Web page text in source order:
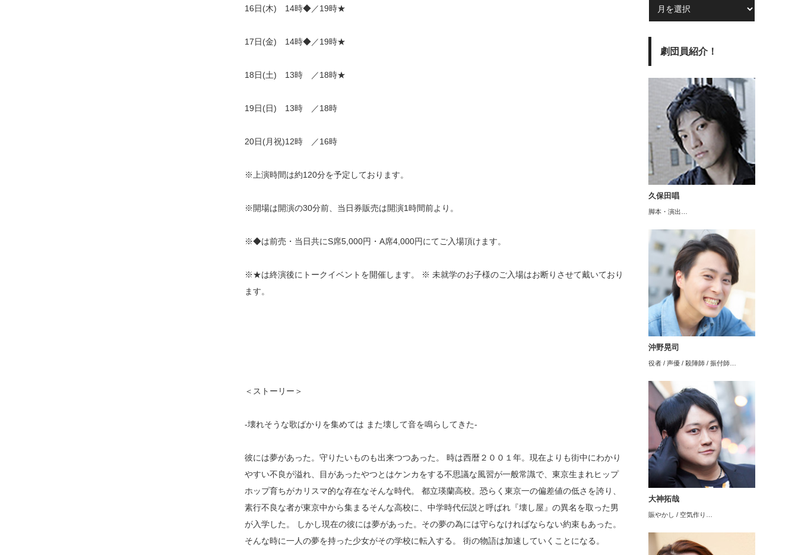
16日(木) 14時◆／19時★
17日(金) 14時◆／19時★
18日(土) 13時 ／18時★
19日(日) 13時 ／18時
20日(月祝)12時 ／16時
※上演時間は約120分を予定しております。
※開場は開演の30分前、当日券販売は開演1時間前より。
※◆は前売・当日共にS席5,000円・A席4,000円にてご入場頂けます。
※★は終演後にトークイベントを開催します。 ※ 未就学のお子様のご入場はお断りさせて戴いており
ます。
＜ストーリー＞
-壊れそうな歌ばかりを集めては また壊して音を鳴らしてきた-
彼には夢があった。守りたいものも出来つつあった。 時は西暦２００１年。現在よりも街中にわかり
やすい不良が溢れ、目があったやつとはケンカをする不思議な風習が一般常識で、東京生まれヒップ
ホップ育ちがカリスマ的な存在なそんな時代。 都立瑛蘭高校。恐らく東京一の偏差値の低さを誇り、
素行不良な者が東京中から集まるそんな高校に、中学時代伝説と呼ばれ『壊し屋』の異名を取った男
が入学した。 しかし現在の彼には夢があった。その夢の為には守らなければならない約束もあった。
そんな時に一人の夢を持った少女がその学校に転入する。 街の物語は加速していくことになる。
劇団員紹介！
久保田唱
脚本・演出…
沖野晃司
役者 / 声優 / 殺陣師 / 振付師…
大神拓哉
賑やかし / 空気作り…